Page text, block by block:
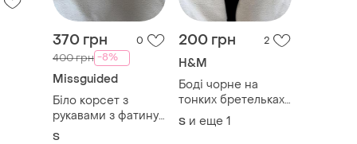
370 грн 0
400 грн -8%
Missguided
Біло корсет з
рукавами з фатину
missguided
S
200 грн 2
H&M
Боді чорне на
тонких бретельках
h&m
S и еще 1